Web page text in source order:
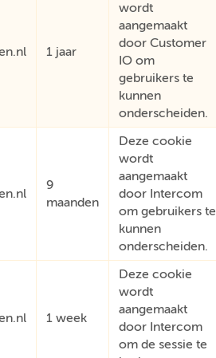
1 jaar
wordt
aangemaakt
door Customer
IO om
gebruikers te
kunnen
onderscheiden.
9
maanden
Deze cookie
wordt
aangemaakt
door Intercom
om gebruikers te
kunnen
onderscheiden.
1 week
Deze cookie
wordt
aangemaakt
door Intercom
om de sessie te